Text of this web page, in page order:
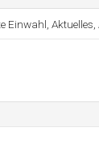
Einwahl,